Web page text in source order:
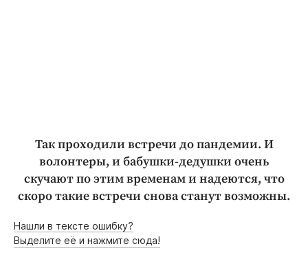
Так проходили встречи до пандемии. И
волонтеры, и бабушки-дедушки очень
скучают по этим временам и надеются, что
скоро такие встречи снова станут возможны.
Нашли в тексте ошибку?
Выделите её и нажмите сюда!